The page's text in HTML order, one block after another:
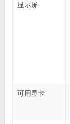
显示屏
可用显卡